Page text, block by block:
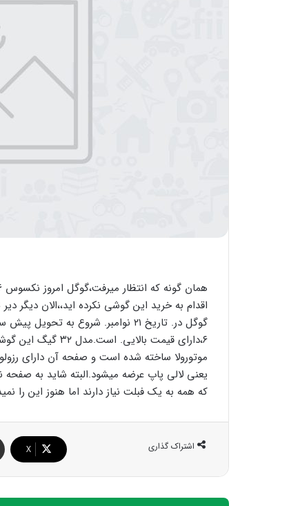
اقدام به خرید این گوشی نکرده اید،،الان
یعنی لالی پاپ عرضه میشود.البته شاید به
که همه به یک فبلت نیاز دارند اما هنوز این را
اشتراک گذاری X